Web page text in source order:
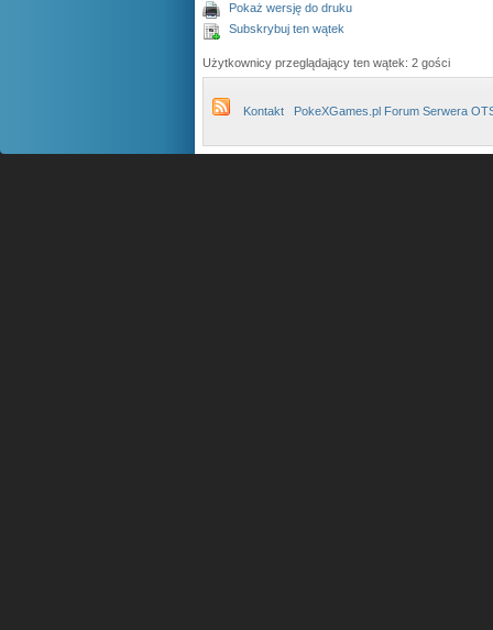
Pokaż wersję do druku
Subskrybuj ten wątek
Użytkownicy przeglądający ten wątek: 2 gości
Kontakt PokeXGames.pl Forum Serwera